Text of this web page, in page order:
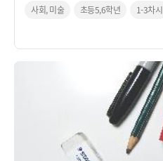
사회, 미술
초등5,6학년 1-3차시